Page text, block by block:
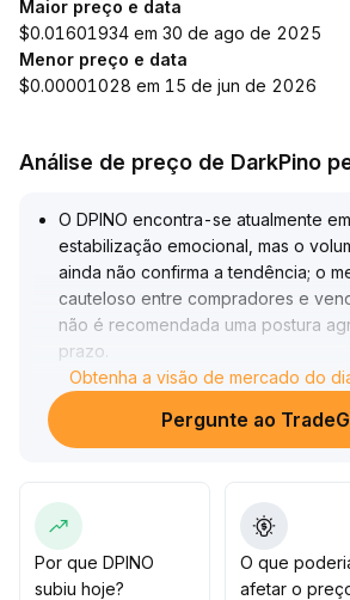
Maior preço e data
$0.01601934 em 30 de ago de 2025
Menor preço e data
$0.00001028 em 15 de jun de 2026
Análise de preço de DarkPino
O DPINO encontra-se atualmente
estabilização emocional, mas o
ainda não confirma a tendência; o
cauteloso entre compradores e
não é recomendada uma postura
prazo
Recomenda-se que os investidores
volume negociado e aos principais
média móvel de 20 dias e a zona de
aumenta a probabilidade de um
sendo possível um posicionamento
objetivo na faixa de 12,5-14,0
Caso o suporte seja perdido e o
Obtenha a visão de mercado do
Pergunte ao
Por que DPINO
subiu hoje?
O que
afetar o